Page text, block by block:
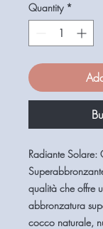
Milliliters
Quantity *
Radiante
qualità che offre
abbronzatura
cocco naturale,